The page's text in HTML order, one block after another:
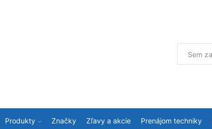
Produkty Značky Zľavy a akcie Prenájom techniky